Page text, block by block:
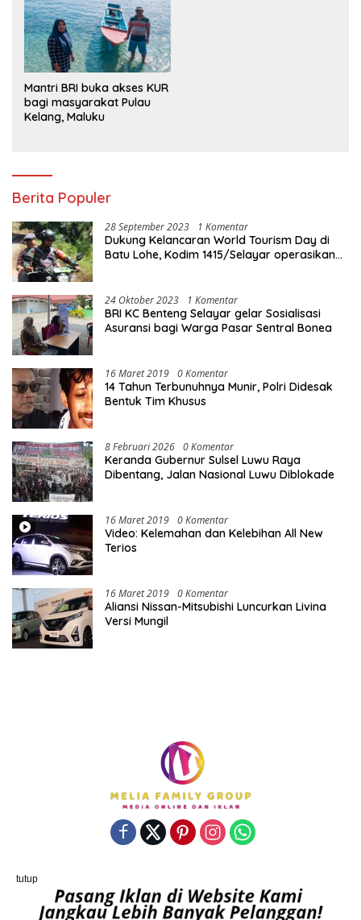
Mantri BRI buka akses KUR
bagi masyarakat Pulau
Kelang, Maluku
Berita Populer
28 September 2023 1 Komentar
Dukung Kelancaran World Tourism Day di
Batu Lohe, Kodim 1415/Selayar operasikan
24 Oktober 2023 1 Komentar
BRI KC Benteng Selayar gelar Sosialisasi
Asuransi bagi Warga Pasar Sentral Bonea
16 Maret 2019 0 Komentar
14 Tahun Terbunuhnya Munir, Polri Didesak
Bentuk Tim Khusus
8 Februari 2026 0 Komentar
Keranda Gubernur Sulsel Luwu Raya
Dibentang, Jalan Nasional Luwu Diblokade
16 Maret 2019 0 Komentar
Video: Kelemahan dan Kelebihan All New
Terios
16 Maret 2019 0 Komentar
Aliansi Nissan-Mitsubishi Luncurkan Livina
Versi Mungil
Powered By porostengah.com | Support By PT. Melia Family
Group
tutup